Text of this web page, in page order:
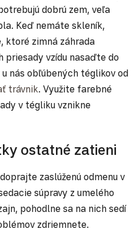
dobrú zem, veľa
Keď nemáte skleník,
ktoré zimná záhrada
priesady vzídu nasaďte do
nás obľúbených téglikov od
trávnik. Využite farebné
v tégliku vznikne
ostatné zatieni
zaslúženú odmenu v
súpravy z umelého
pohodlne sa na nich sedí
zdriemnete.